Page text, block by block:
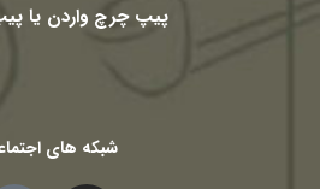
پیپ چرچ واردن یا
شبکه های